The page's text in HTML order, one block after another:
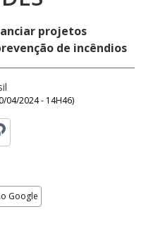
projetos
de incêndios
04/2024 - 14H46)
Google